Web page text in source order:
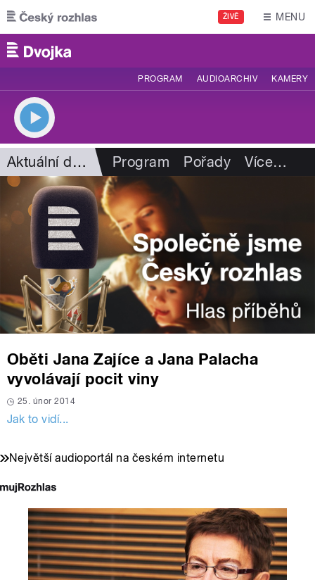
Přejít k hlavnímu obsahu
ŽIVĚ MENU
PROGRAM AUDIOARCHIV KAMERY
Aktuální dění Program Pořady Více…
Oběti Jana Zajíce a Jana Palacha
vyvolávají pocit viny
25. únor 2014
Jak to vidí...
Největší audioportál na českém internetu